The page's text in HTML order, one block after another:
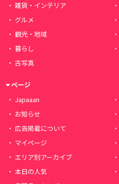
雑貨・インテリア
グルメ
観光・地域
暮らし
古写真
ページ
Japaaan
お知らせ
広告掲載について
マイページ
エリア別アーカイブ
本日の人気